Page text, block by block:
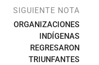
SIGUIENTE NOTA
ORGANIZACIONES
INDÍGENAS
REGRESARON
TRIUNFANTES